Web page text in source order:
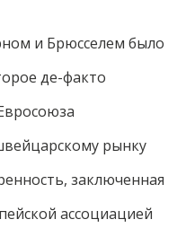
и Брюсселем было
де-факто
рынку
заключенная
ассоциацией